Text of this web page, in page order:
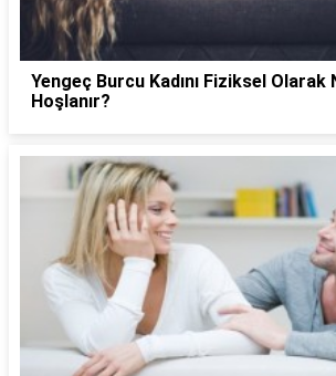
Yengeç Burcu Kadını Fiziksel Olarak
Hoşlanır?